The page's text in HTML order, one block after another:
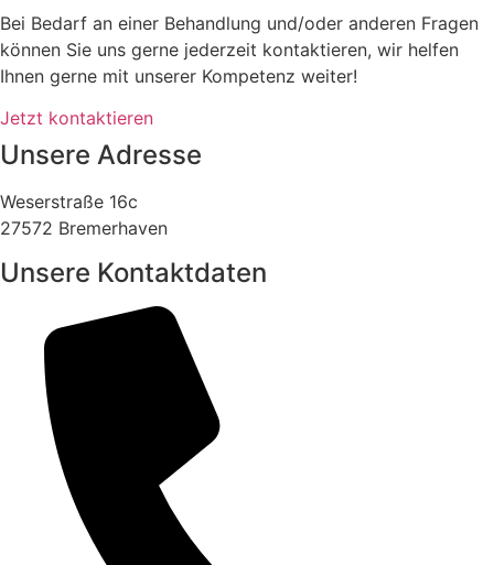
Bei Bedarf an einer Behandlung und/oder anderen Fragen
können Sie uns gerne jederzeit kontaktieren, wir helfen
Ihnen gerne mit unserer Kompetenz weiter!
Jetzt kontaktieren
Unsere Adresse
Weserstraße 16c
27572 Bremerhaven
Unsere Kontaktdaten